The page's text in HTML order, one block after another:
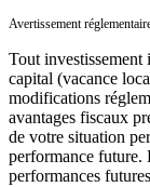
Avertissement
Tout investissement
capital (vacance
modifications
avantages fiscaux
de votre situation
performance future.
performances